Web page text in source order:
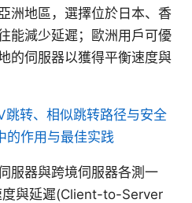
洲地區，選擇位於日本、香
能減少延遲；歐洲用戶可優
的伺服器以獲得平衡速度與
跳转、相似跳转路径与安全
的作用与最佳实践
服器與跨境伺服器各測一
度與延遲(Client-to-Server